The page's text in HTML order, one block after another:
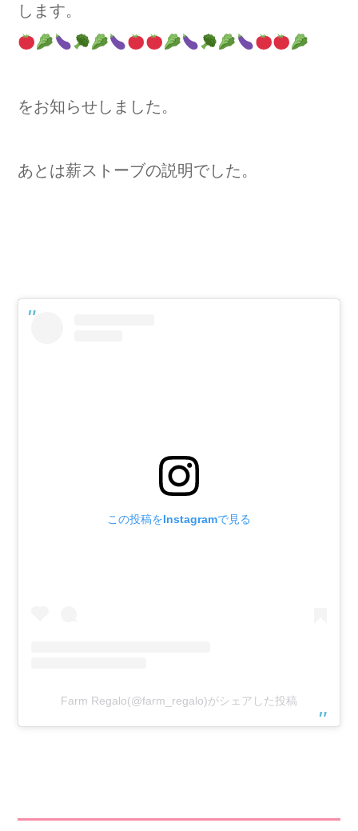
します。
をお知らせしました。
あとは薪ストーブの説明でした。
この投稿をInstagramで見る
Farm Regalo(@farm_regalo)がシェアした投稿